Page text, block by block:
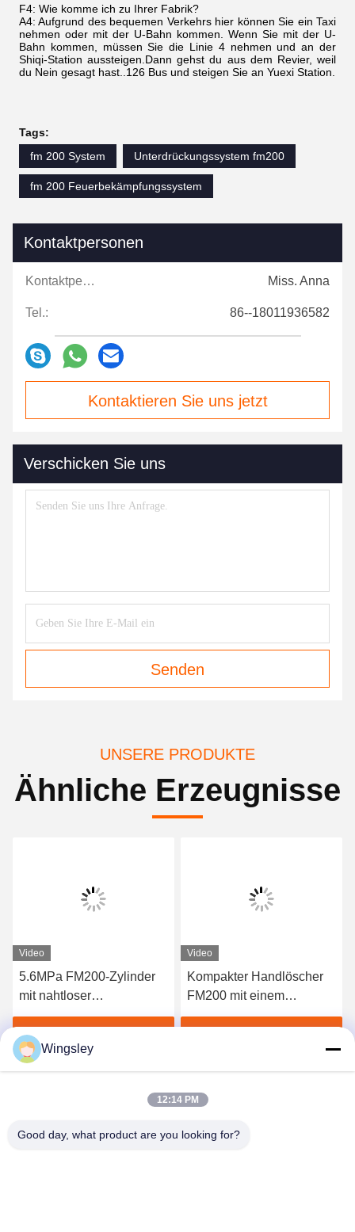
F4: Wie komme ich zu Ihrer Fabrik?
A4: Aufgrund des bequemen Verkehrs hier können Sie ein Taxi
nehmen oder mit der U-Bahn kommen. Wenn Sie mit der U-
Bahn kommen, müssen Sie die Linie 4 nehmen und an der
Shiqi-Station aussteigen.Dann gehst du aus dem Revier, weil
du Nein gesagt hast..126 Bus und steigen Sie an Yuexi Station.
Tags:
fm 200 System
Unterdrückungssystem fm200
fm 200 Feuerbekämpfungssystem
Kontaktpersonen
Kontaktpersonen: Miss. Anna
Tel.: 86--18011936582
Kontaktieren Sie uns jetzt
Verschicken Sie uns
Senden
UNSERE PRODUKTE
Ähnliche Erzeugnisse
Video
5.6MPa FM200-Zylinder
mit nahtloser
Stahlkonstruktion zur
Brandbekämpfung mit
schneller Entladung
Beste Preis erhalten
Video
Kompakter Handlöscher
FM200 mit einem
Füllvolumen von 4 kg und
schnelle
Brandbekämpfung durch
Reinigungsmittel
Wingsley
12:14 PM
Good day, what product are you looking for?